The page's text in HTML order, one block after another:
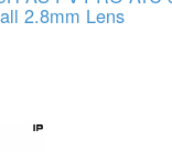
2.8mm Lens